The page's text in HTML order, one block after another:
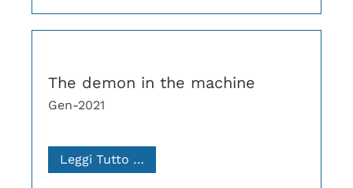
The demon in the machine
Gen-2021
Leggi Tutto …